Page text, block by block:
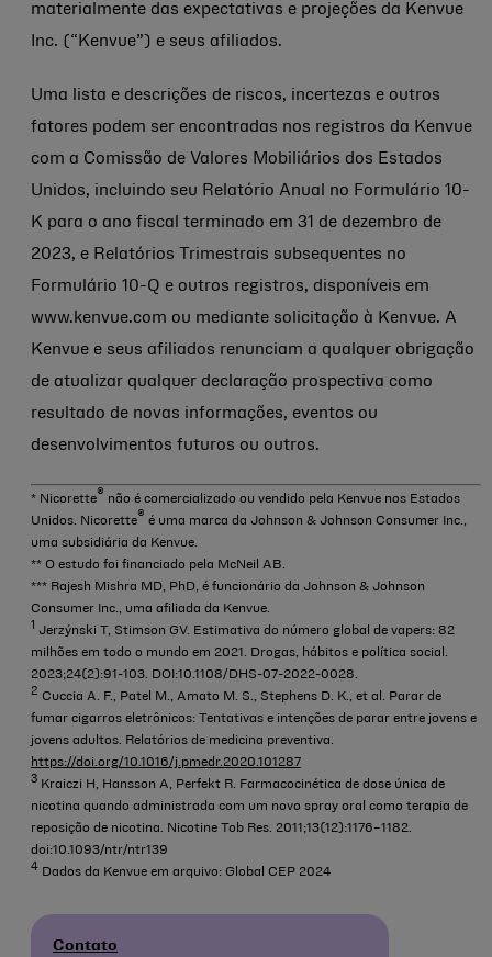
materialmente das expectativas e projeções da Kenvue
Inc. (“Kenvue”) e seus afiliados.
Uma lista e descrições de riscos, incertezas e outros
fatores podem ser encontradas nos registros da Kenvue
com a Comissão de Valores Mobiliários dos Estados
Unidos, incluindo seu Relatório Anual no Formulário 10-
K para o ano fiscal terminado em 31 de dezembro de
2023, e Relatórios Trimestrais subsequentes no
Formulário 10-Q e outros registros, disponíveis em
www.kenvue.com ou mediante solicitação à Kenvue. A
Kenvue e seus afiliados renunciam a qualquer obrigação
de atualizar qualquer declaração prospectiva como
resultado de novas informações, eventos ou
desenvolvimentos futuros ou outros.
* Nicorette® não é comercializado ou vendido pela Kenvue nos Estados
Unidos. Nicorette® é uma marca da Johnson & Johnson Consumer Inc.,
uma subsidiária da Kenvue.
** O estudo foi financiado pela McNeil AB.
*** Rajesh Mishra MD, PhD, é funcionário da Johnson & Johnson
Consumer Inc., uma afiliada da Kenvue.
1 Jerzýnski T, Stimson GV. Estimativa do número global de vapers: 82
milhões em todo o mundo em 2021. Drogas, hábitos e política social.
2023;24(2):91-103. DOI:10.1108/DHS-07-2022-0028.
2 Cuccia A. F., Patel M., Amato M. S., Stephens D. K., et al. Parar de
fumar cigarros eletrônicos: Tentativas e intenções de parar entre jovens e
jovens adultos. Relatórios de medicina preventiva.
https://doi.org/10.1016/j.pmedr.2020.101287
3 Kraiczi H, Hansson A, Perfekt R. Farmacocinética de dose única de
nicotina quando administrada com um novo spray oral como terapia de
reposição de nicotina. Nicotine Tob Res. 2011;13(12):1176–1182.
doi:10.1093/ntr/ntr139
4 Dados da Kenvue em arquivo: Global CEP 2024
Contato